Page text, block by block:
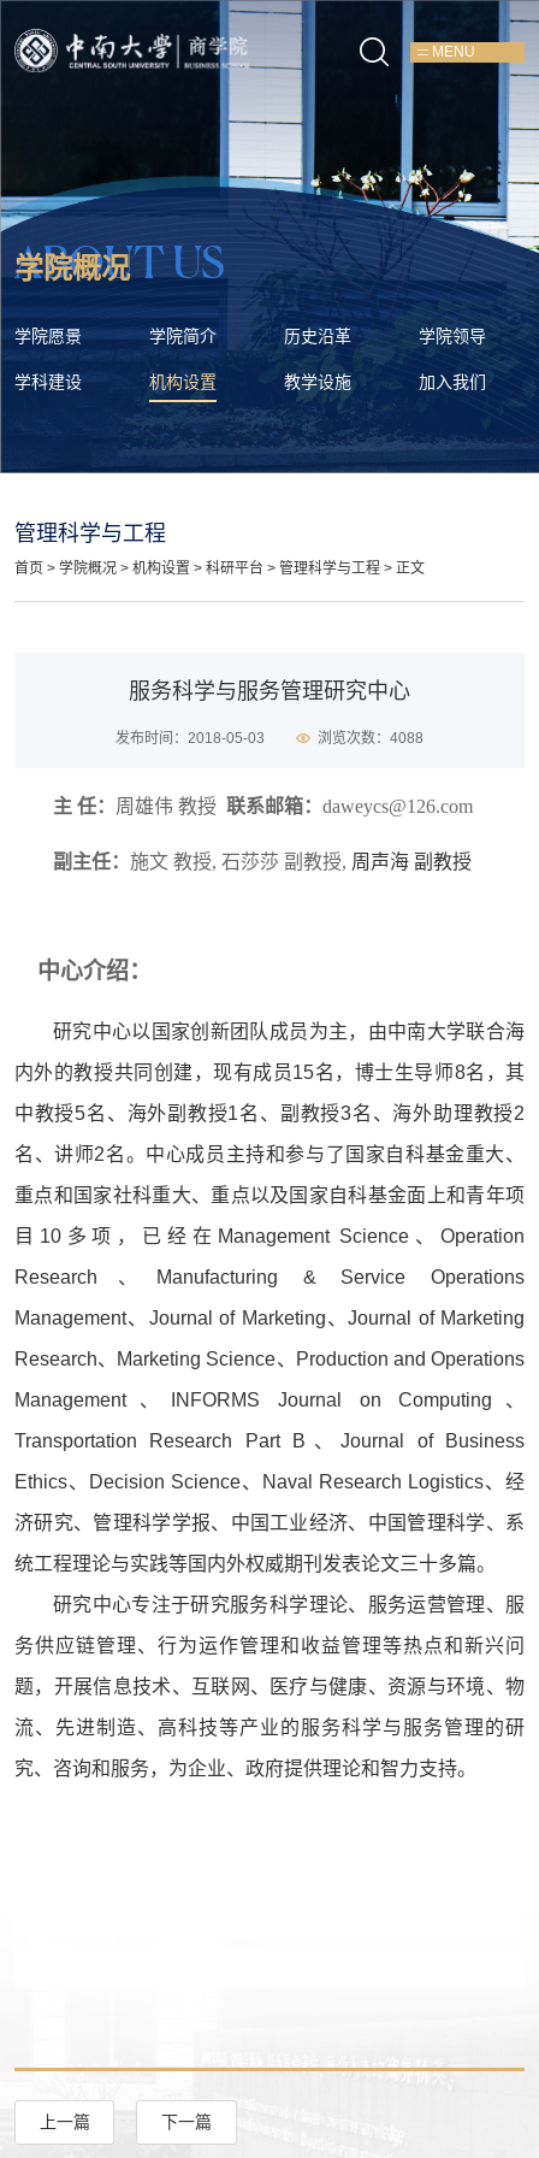
MENU
ABOUT US
学院概况
学院愿景 学院简介 历史沿革 学院领导
学科建设 机构设置 教学设施 加入我们
管理科学与工程
首页 > 学院概况> 机构设置 > 科研平台 > 管理科学与工程> 正文
服务科学与服务管理研究中心
发布时间：2018-05-03 浏览次数：4088
主 任： 周雄伟 教授 联系邮箱： daweycs@126.com
副主任： 施文 教授, 石莎莎 副教授, 周声海 副教授
中心介绍：
研究中心以国家创新团队成员为主，由中南大学联合海
内外的教授共同创建，现有成员15名，博士生导师8名，其
中教授5名、海外副教授1名、副教授3名、海外助理教授2
名、讲师2名。中心成员主持和参与了国家自科基金重大、
重点和国家社科重大、重点以及国家自科基金面上和青年项
目10多项，已经在Management Science、Operation
Research、Manufacturing & Service Operations
Management、Journal of Marketing、Journal of Marketing
Research、Marketing Science、Production and Operations
Management、INFORMS Journal on Computing、
Transportation Research Part B、Journal of Business
Ethics、Decision Science、Naval Research Logistics、经
济研究、管理科学学报、中国工业经济、中国管理科学、系
统工程理论与实践等国内外权威期刊发表论文三十多篇。
研究中心专注于研究服务科学理论、服务运营管理、服
务供应链管理、行为运作管理和收益管理等热点和新兴问
题，开展信息技术、互联网、医疗与健康、资源与环境、物
流、先进制造、高科技等产业的服务科学与服务管理的研
究、咨询和服务，为企业、政府提供理论和智力支持。
上一篇 下一篇